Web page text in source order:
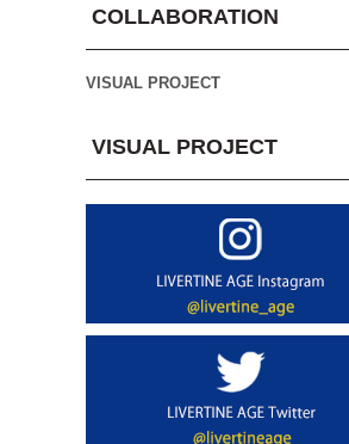
COLLABORATION
VISUAL PROJECT
VISUAL PROJECT